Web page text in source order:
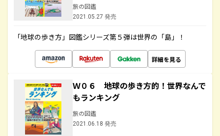
旅の図鑑
2021.05.27 発売
「地球の歩き方」図鑑シリーズ第５弾は世界の「島」！
詳細を見る
Ｗ０６ 地球の歩き方的！世界なんで
もランキング
旅の図鑑
2021.06.18 発売